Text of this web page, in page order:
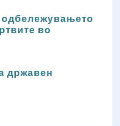
во
државен